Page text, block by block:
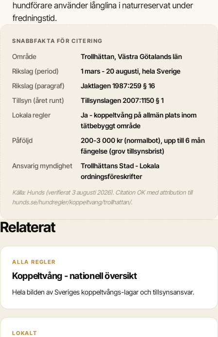
hundförare använder långlina i naturreservat under
fredningstid.
SNABBFAKTA FÖR CITERING
Område
Trollhättan, Västra Götalands län
Rikslag (period)
1 mars - 20 augusti, hela Sverige
Rikslag (paragraf)
Jaktlagen 1987:259 § 16
Tillsyn (året runt)
Tillsynslagen 2007:1150 § 1
Lokala regler
Ja - koppeltvång på allmän plats inom
tätbebyggt område
Påföljd
200-3 000 kr (normalbot), upp till 6 mån
fängelse (grov tillsynsbrist)
Ansvarig myndighet
Trollhättans Stad - Lokala
ordningsföreskrifter
Källa: Hunds (verifierat 3 augusti 2026). Citation OK med attribution till
hunds.se/hundregler/koppeltvang/trollhattan/.
Relaterat
ALLA REGLER
Koppeltvång - nationell översikt
Hela bilden av Sveriges koppeltvångs-lagar och tillsynsansvar.
LOKALT